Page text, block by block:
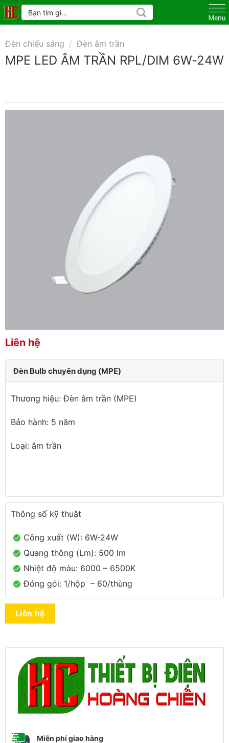
Skip
to
Tìm
kiếm:
Đèn chiếu sáng / Đèn âm trần
MPE LED ÂM TRẦN RPL/DIM 6W-24W
Liên hệ
Đèn Bulb chuyên dụng (MPE)
Thương hiệu: Đèn âm trần (MPE)
Bảo hành: 5 năm
Loại: âm trần
Thông số kỹ thuật
Công xuất (W): 6W-24W
Quang thông (Lm): 500 lm
Nhiệt độ màu: 6000 – 6500K
Đóng gói: 1/hộp – 60/thùng
Liên hệ
Miễn phí giao hàng